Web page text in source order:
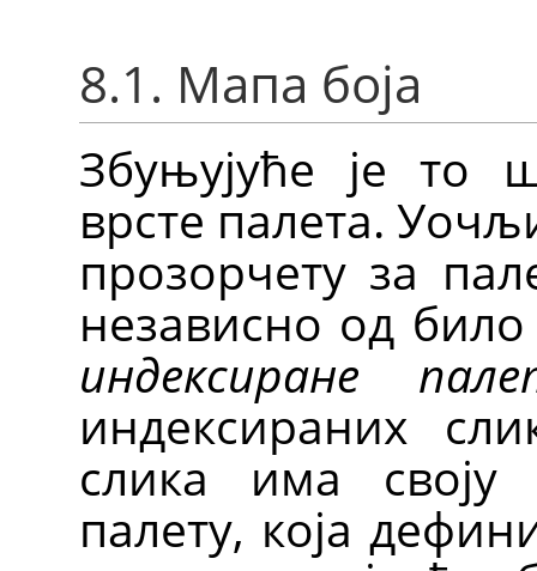
8.1. Мапа боја
Збуњујуће је то
врсте палета.
прозорчету за
независно од било
индексиране
индексираних
слика има своју
палету, која